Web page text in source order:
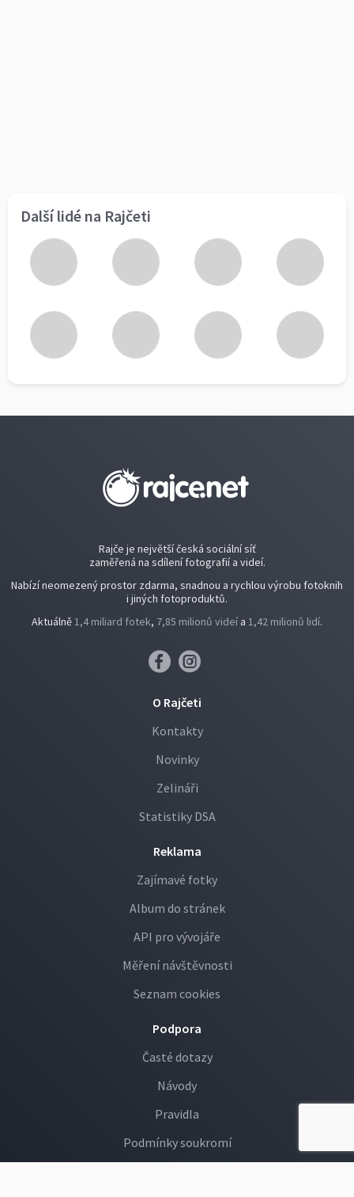
Další lidé na Rajčeti
Rajče je největší česká sociální síť
zaměřená na sdílení fotografií a videí.
Nabízí neomezený prostor zdarma, snadnou a rychlou výrobu fotoknih
i jiných fotoproduktů.
Aktuálně1,4 miliard fotek, 7,85 milionů videí a 1,42 milionů lidí.
O Rajčeti
Kontakty
Novinky
Zelináři
Statistiky DSA
Reklama
Zajímavé fotky
Album do stránek
API pro vývojáře
Měření návštěvnosti
Seznam cookies
Podpora
Časté dotazy
Návody
Pravidla
Podmínky soukromí